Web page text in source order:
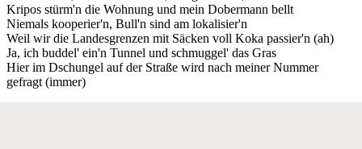
Kripos stürm'n die Wohnung und mein Dobermann bellt
Niemals kooperier'n, Bull'n sind am lokalisier'n
Weil wir die Landesgrenzen mit Säcken voll Koka passier'n (ah)
Ja, ich buddel' ein'n Tunnel und schmuggel' das Gras
Hier im Dschungel auf der Straße wird nach meiner Nummer
gefragt (immer)